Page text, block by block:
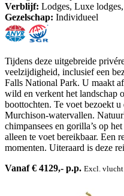
Verblijf: Lodges, Luxe
Gezelschap: Individueel
Tijdens deze uitgebreide
veelzijdigheid, inclusief een
Falls National Park. U maakt
wild en verkent het landschap
boottochten. Te voet bezoekt
Murchison-watervallen.
chimpansees en gorilla’s op
alleen te voet bereikbaar. Een
momenten. Uiteraard is deze
Vanaf € 4129,- p.p. Excl. vlucht